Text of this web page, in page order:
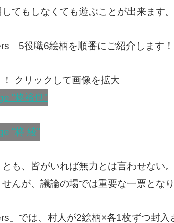
てもしなくても遊ぶことが出来ます
」5役職6絵柄を順番にご紹介します！
クリックして画像を拡大
も、皆がいれば無力とは言わせない。
んが、議論の場では重要な一票となり
」では、村人が2絵柄×各1枚ずつ封入